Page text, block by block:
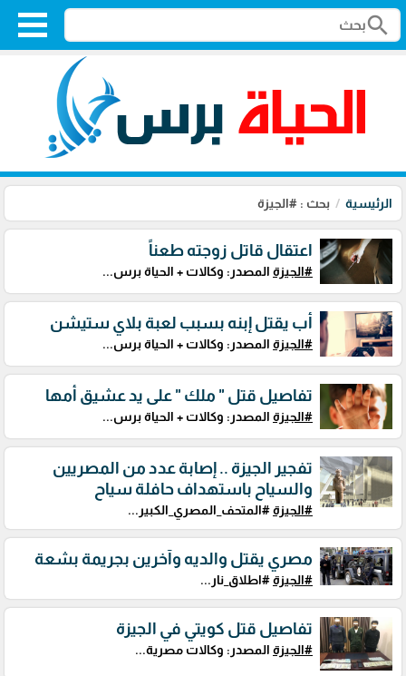
search
الرئيسية بحث : #الجيزة
اعتقال قاتل زوجته طعناً
#الجيزة المصدر: وكالات + الحياة برس...
أب يقتل إبنه بسبب لعبة بلاي ستيشن
#الجيزة المصدر: وكالات + الحياة برس...
تفاصيل قتل " ملك " على يد عشيق أمها
#الجيزة المصدر: وكالات + الحياة برس...
تفجير الجيزة .. إصابة عدد من المصريين
والسياح باستهداف حافلة سياح
#الجيزة#المتحف_المصري_الكبير...
مصري يقتل والديه وآخرين بجريمة بشعة
#الجيزة#اطلاق_نار...
تفاصيل قتل كويتي في الجيزة
#الجيزة المصدر: وكالات مصرية...